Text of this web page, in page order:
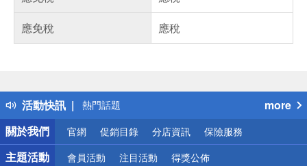
應免稅
應稅
活動快訊
得獎公告
熱門話題
銀行優惠
偏遠地區配送
詐騙網頁！請小心！
more
關於我們
官網 促銷目錄 分店資訊 保險服務
主題活動 會員活動 注目活動 得獎公佈